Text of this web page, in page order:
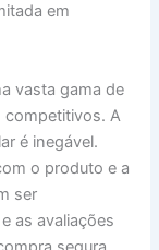
em
vasta gama de
competitivos. A
é inegável.
o produto e a
ser
as avaliações